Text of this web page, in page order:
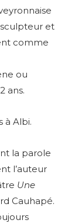
sculpteur et
comme
ou
ans.
à Albi.
la parole
l’auteur
Une
Cauhapé.